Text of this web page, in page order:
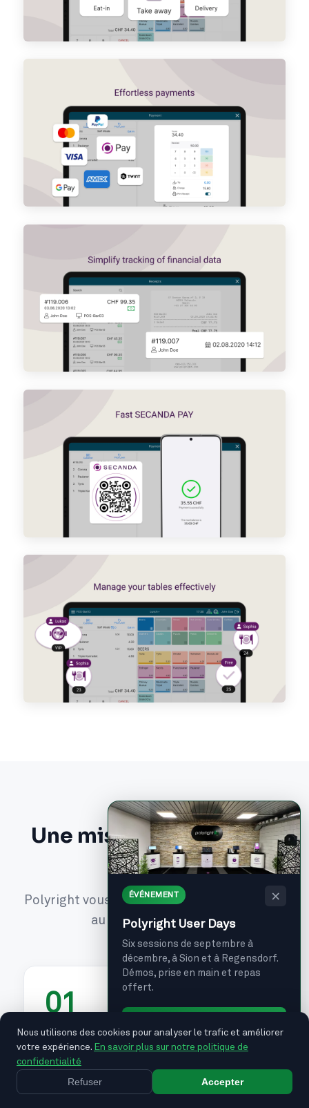
Nous utilisons des cookies pour analyser le trafic et améliorer
votre expérience. En savoir plus sur notre politique de
confidentialité
Refuser Accepter
Une mise en service clé
en main
Polyright vous accompagne de la définition
au support quotidien
01
Définition sur mesure
Polyright travaille en étroite collaboration
avec votre établissement pour définir une
ÉVÉNEMENT ×
Polyright User Days
Six sessions de septembre à
décembre, à Sion et à Regensdorf.
Démos, prise en main et repas
offert.